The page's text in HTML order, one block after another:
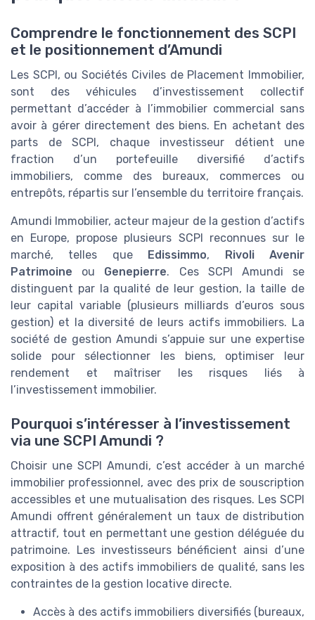
Comprendre le fonctionnement des SCPI
et le positionnement d’Amundi
Les SCPI, ou Sociétés Civiles de Placement Immobilier,
sont des véhicules d’investissement collectif
permettant d’accéder à l’immobilier commercial sans
avoir à gérer directement des biens. En achetant des
parts de SCPI, chaque investisseur détient une
fraction d’un portefeuille diversifié d’actifs
immobiliers, comme des bureaux, commerces ou
entrepôts, répartis sur l’ensemble du territoire français.
Amundi Immobilier, acteur majeur de la gestion d’actifs
en Europe, propose plusieurs SCPI reconnues sur le
marché, telles que Edissimmo, Rivoli Avenir
Patrimoine ou Genepierre. Ces SCPI Amundi se
distinguent par la qualité de leur gestion, la taille de
leur capital variable (plusieurs milliards d’euros sous
gestion) et la diversité de leurs actifs immobiliers. La
société de gestion Amundi s’appuie sur une expertise
solide pour sélectionner les biens, optimiser leur
rendement et maîtriser les risques liés à
l’investissement immobilier.
Pourquoi s’intéresser à l’investissement
via une SCPI Amundi ?
Choisir une SCPI Amundi, c’est accéder à un marché
immobilier professionnel, avec des prix de souscription
accessibles et une mutualisation des risques. Les SCPI
Amundi offrent généralement un taux de distribution
attractif, tout en permettant une gestion déléguée du
patrimoine. Les investisseurs bénéficient ainsi d’une
exposition à des actifs immobiliers de qualité, sans les
contraintes de la gestion locative directe.
Accès à des actifs immobiliers diversifiés (bureaux,